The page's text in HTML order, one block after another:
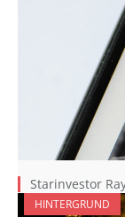
Starinvestor
HINTERGRUND